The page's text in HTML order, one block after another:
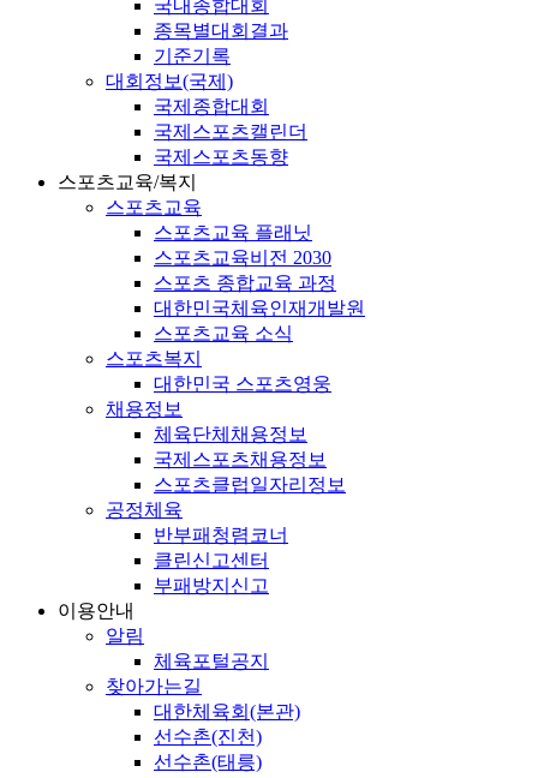
국내종합대회
종목별대회결과
기준기록
대회정보(국제)
국제종합대회
국제스포츠캘린더
국제스포츠동향
스포츠교육/복지
스포츠교육
스포츠교육 플래닛
스포츠교육비전 2030
스포츠 종합교육 과정
대한민국체육인재개발원
스포츠교육 소식
스포츠복지
대한민국 스포츠영웅
채용정보
체육단체채용정보
국제스포츠채용정보
스포츠클럽일자리정보
공정체육
반부패청렴코너
클린신고센터
부패방지신고
이용안내
알림
체육포털공지
찾아가는길
대한체육회(본관)
선수촌(진천)
선수촌(태릉)